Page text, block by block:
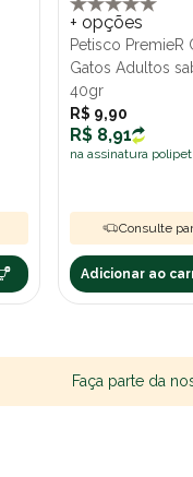
+ opções
Petisco PremieR
Gatos Adultos
40gr
R$ 9,90
R$ 8,91
na assinatura polipet
Consulte
Adicionar ao
Faça parte da